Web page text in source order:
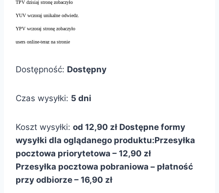
TPV dzisiaj stronę zobaczyło
YUV wczoraj unikalne odwiedz.
YPV wczoraj stronę zobaczyło
users online-teraz na stronie
Dostępność: Dostępny
Czas wysyłki: 5 dni
Koszt wysyłki: od 12,90 zł Dostępne formy
wysyłki dla oglądanego produktu:Przesyłka
pocztowa priorytetowa – 12,90 zł
Przesyłka pocztowa pobraniowa – płatność
przy odbiorze – 16,90 zł